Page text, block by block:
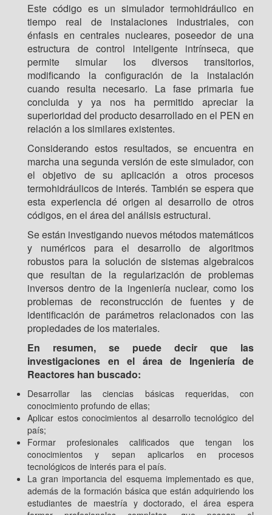
Este código es un simulador termohidráulico en
tiempo real de instalaciones industriales, con
énfasis en centrales nucleares, poseedor de una
estructura de control inteligente intrínseca, que
permite simular los diversos transitorios,
modificando la configuración de la instalación
cuando resulta necesario. La fase primaria fue
concluida y ya nos ha permitido apreciar la
superioridad del producto desarrollado en el PEN en
relación a los similares existentes.
Considerando estos resultados, se encuentra en
marcha una segunda versión de este simulador, con
el objetivo de su aplicación a otros procesos
termohidráulicos de interés. También se espera que
esta experiencia dé origen al desarrollo de otros
códigos, en el área del análisis estructural.
Se están investigando nuevos métodos matemáticos
y numéricos para el desarrollo de algoritmos
robustos para la solución de sistemas algebraicos
que resultan de la regularización de problemas
inversos dentro de la ingeniería nuclear, como los
problemas de reconstrucción de fuentes y de
identificación de parámetros relacionados con las
propiedades de los materiales.
En resumen, se puede decir que las
investigaciones en el área de Ingeniería de
Reactores han buscado:
Desarrollar las ciencias básicas requeridas, con
conocimiento profundo de ellas;
Aplicar estos conocimientos al desarrollo tecnológico del
país;
Formar profesionales calificados que tengan los
conocimientos y sepan aplicarlos en procesos
tecnológicos de interés para el país.
La gran importancia del esquema implementado es que,
además de la formación básica que están adquiriendo los
estudiantes de maestría y doctorado, el área espera